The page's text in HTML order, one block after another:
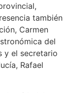
también
Carmen
del
y el secretario
Rafael